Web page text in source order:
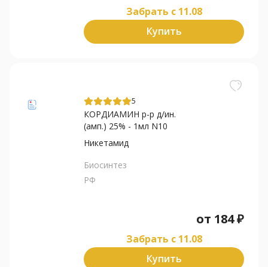
Забрать c 11.08
Купить
5
КОРДИАМИН р-р д/ин.
(амп.) 25% - 1мл N10
Никетамид
Биосинтез
РФ
от 184₽
Забрать c 11.08
Купить